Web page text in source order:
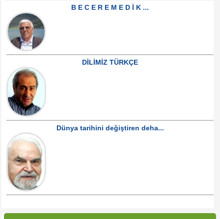
B E C E R E M E D İ K ...
DİLİMİZ TÜRKÇE
Dünya tarihini değiştiren deha...